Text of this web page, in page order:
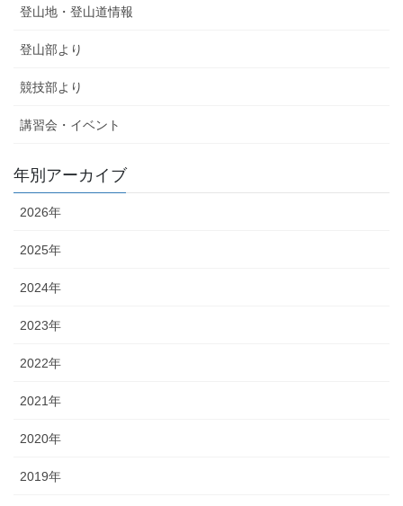
登山地・登山道情報
登山部より
競技部より
講習会・イベント
年別アーカイブ
2026年
2025年
2024年
2023年
2022年
2021年
2020年
2019年